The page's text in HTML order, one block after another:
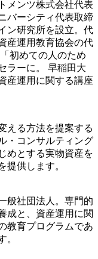
メンツ株式会社代表
バーシティ代表取締
ン研究所を設立。代
産運用教育協会の代
初めての人のため
ラーに。 早稲田大
産運用に関する講座
える方法を提案する
・コンサルティング
めとする実物資産を
提供します。
般社団法人。専門的
成と、資産運用に関
教育プログラムであ
。